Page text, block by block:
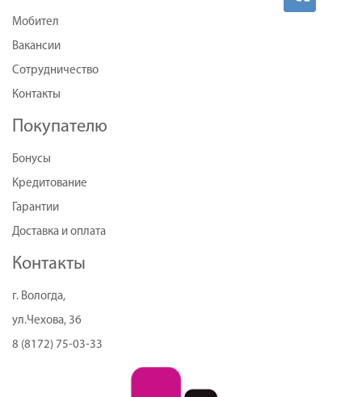
Мобител
Вакансии
Сотрудничество
Контакты
Покупателю
Бонусы
Кредитование
Гарантии
Доставка и оплата
Контакты
г. Вологда,
ул.Чехова, 36
8 (8172) 75-03-33